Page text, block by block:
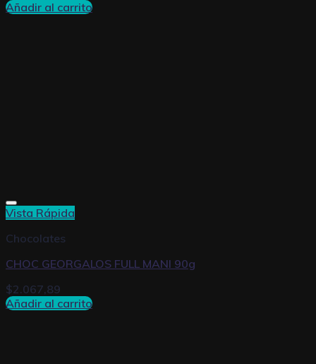
Añadir al carrito
Vista Rápida
Chocolates
CHOC GEORGALOS FULL MANI 90g
$2.067,89
Añadir al carrito